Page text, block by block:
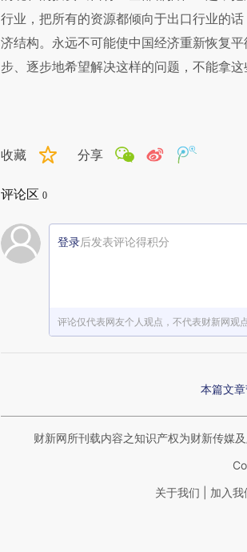
行业，把所有的资源都倾向于出口行业的
济结构。永远不可能使中国经济重新恢复
步、逐步地希望解决这样的问题，不能拿
收藏 分享
评论区 0
登录后发表评论得积分
评论仅代表网友个人观点，不代表财新网观
本篇文
财新网所刊载内容之知识产权为财新传媒
关于我们 加入我